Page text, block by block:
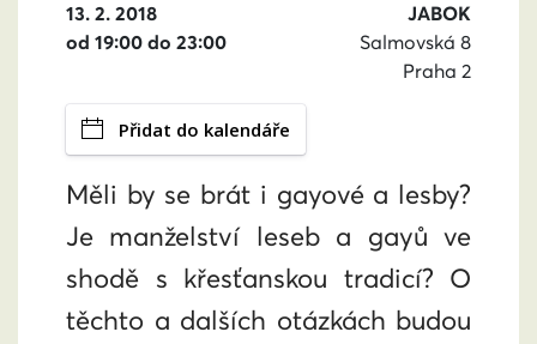
13. 2. 2018
od 19:00 do 23:00
JABOK
Salmovská 8
Praha 2
Přidat do kalendáře
Měli by se brát i gayové a lesby?
Je manželství leseb a gayů ve
shodě s křesťanskou tradicí? O
těchto a dalších otázkách budou